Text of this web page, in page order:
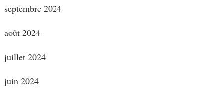
septembre 2024
août 2024
juillet 2024
juin 2024